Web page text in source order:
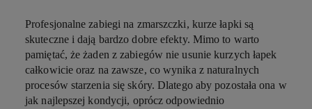
Profesjonalne zabiegi na zmarszczki, kurze łapki są
skuteczne i dają bardzo dobre efekty. Mimo to warto
pamiętać, że żaden z zabiegów nie usunie kurzych łapek
całkowicie oraz na zawsze, co wynika z naturalnych
procesów starzenia się skóry. Dlatego aby pozostała ona w
jak najlepszej kondycji, oprócz odpowiednio